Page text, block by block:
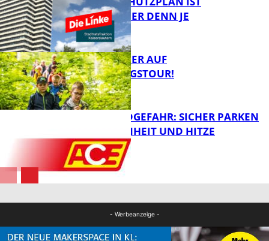
Panorama
FB News
NOTWENDIGER DENN JE
MIT DEM JÄGER AUF
ENTDECKUNGSTOUR!
WALDBRANDGEFAHR: SICHER PARKEN
BEI TROCKENHEIT UND HITZE
- Werbeanzeige -